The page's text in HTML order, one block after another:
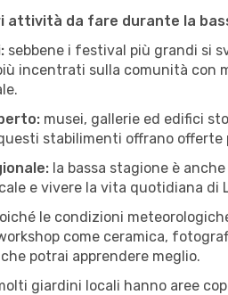
attività da fare durante la
sebbene i festival più grandi si
incentrati sulla comunità con
musei, gallerie ed edifici
stabilimenti offrano offerte
la bassa stagione è
e vivere la vita quotidiana di
le condizioni
come ceramica,
potrai apprendere meglio.
giardini locali hanno aree